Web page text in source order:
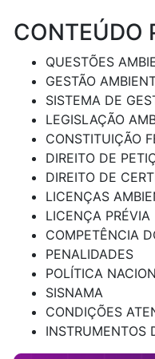
CONTEÚDO
QUESTÕES
GESTÃO
SISTEMA DE
LEGISLAÇÃO
CONSTITUIÇÃO
DIREITO DE
DIREITO DE
LICENÇAS
LICENÇA PRÉVIA
COMPETÊNCIA
PENALIDADES
POLÍTICA
SISNAMA
CONDIÇÕES
INSTRUMENTOS